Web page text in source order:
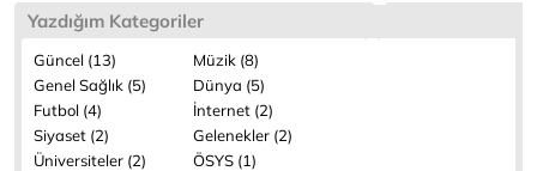
Yazdığım Kategoriler
Güncel (13)
Müzik (8)
Genel Sağlık (5)
Dünya (5)
Futbol (4)
İnternet (2)
Siyaset (2)
Gelenekler (2)
Üniversiteler (2)
ÖSYS (1)